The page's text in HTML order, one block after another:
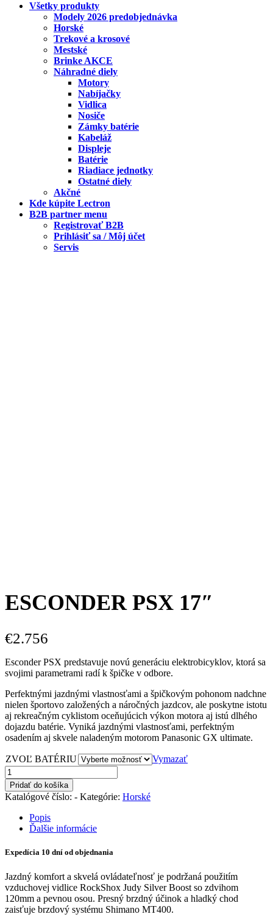
Všetky produkty
Modely 2026 predobjednávka
Horské
Trekové a krosové
Mestské
Brinke AKCE
Náhradné diely
Motory
Nabíjačky
Vidlica
Nosiče
Zámky batérie
Kabeláž
Displeje
Batérie
Riadiace jednotky
Ostatné diely
Akčné
Kde kúpite Lectron
B2B partner menu
Registrovať B2B
Prihlásiť sa / Môj účet
Servis
ESCONDER PSX 17″
€2.756
Esconder PSX predstavuje novú generáciu elektrobicyklov, ktorá sa
svojimi parametrami radí k špičke v odbore.
Perfektnými jazdnými vlastnosťami a špičkovým pohonom nadchne
nielen športovo založených a náročných jazdcov, ale poskytne istotu
aj rekreačným cyklistom oceňujúcich výkon motora aj istú dlhého
dojazdu batérie. Vyniká jazdnými vlastnosťami, perfektným
osadením aj skvele naladeným motorom Panasonic GX ultimate.
ZVOĽ BATÉRIU
Vymazať
množstvo
ESCONDER
PSX
17"
Pridať do košíka
Katalógové číslo: - Kategórie: Horské
Popis
Ďalšie informácie
Expedícia 10 dní od objednania
Jazdný komfort a skvelá ovládateľnosť je podržaná použitím
vzduchovej vidlice RockShox Judy Silver Boost so zdvihom
120mm a pevnou osou. Presný brzdný účinok a hladký chod
zaisťuje brzdový systému Shimano MT400.